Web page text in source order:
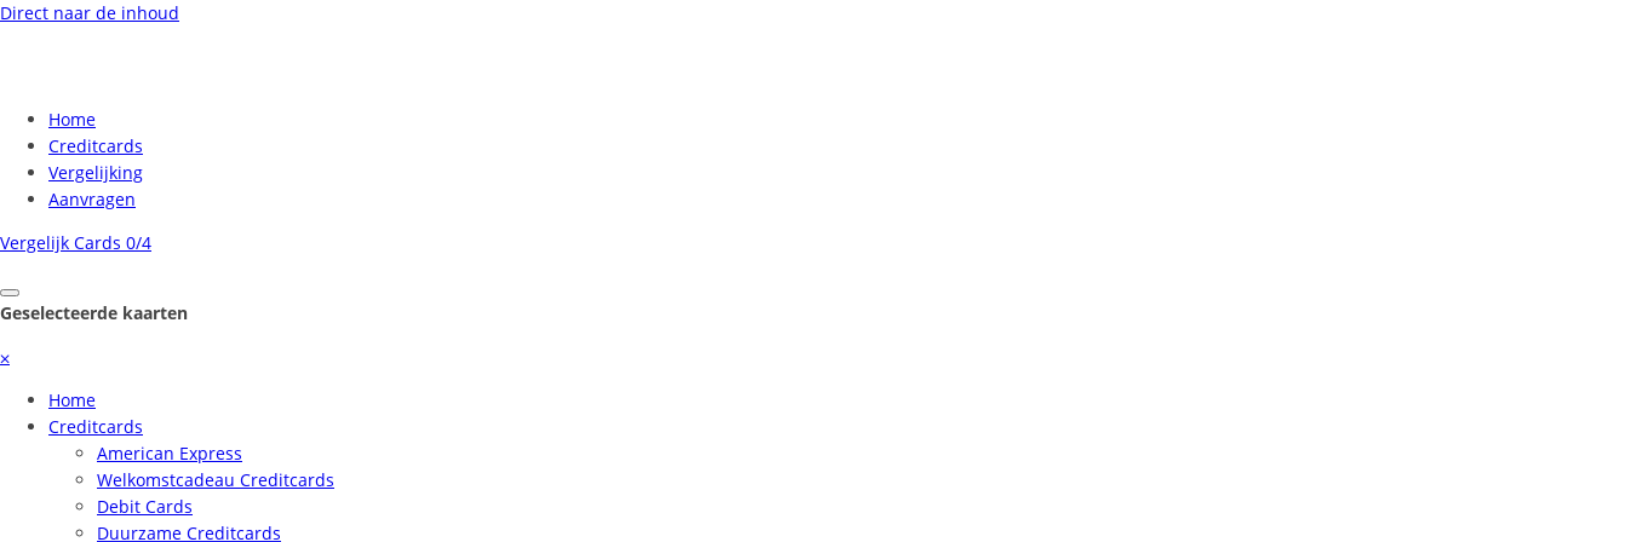
Direct naar de inhoud
Home
Creditcards
Vergelijking
Aanvragen
Vergelijk Cards 0/4
Geselecteerde kaarten
⨉
Home
Creditcards
American Express
Welkomstcadeau Creditcards
Debit Cards
Duurzame Creditcards